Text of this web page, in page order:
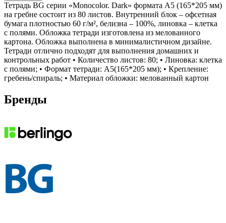
Тетрадь BG серии «Monocolor. Dark» формата А5 (165*205 мм)
на гребне состоит из 80 листов. Внутренний блок – офсетная
бумага плотностью 60 г/м², белизна – 100%, линовка – клетка
с полями. Обложка тетради изготовлена из мелованного
картона. Обложка выполнена в минималистичном дизайне.
Тетради отлично подходят для выполнения домашних и
контрольных работ • Количество листов: 80; • Линовка: клетка
с полями; • Формат тетради: А5(165*205 мм); • Крепление:
гребень/спираль; • Материал обложки: мелованный картон
Бренды